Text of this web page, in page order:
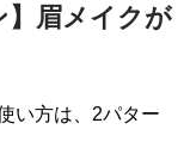
】眉メイクが
い方は、2パター